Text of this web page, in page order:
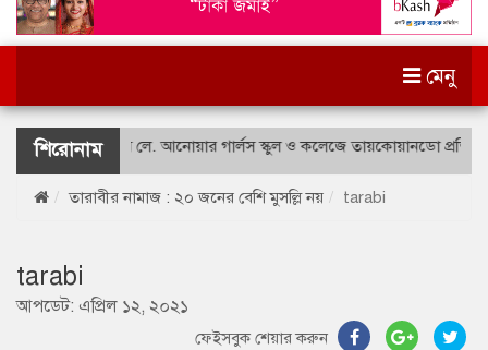
মেনু
শিরোনাম
শহীদ বীর উত্তম লে. আনোয়ার গার্লস স্কুল ও কলেজে তায়কোয়ানডো
তারাবীর নামাজ : ২০ জনের বেশি মুসল্লি নয় tarabi
tarabi
আপডেট: এপ্রিল ১২, ২০২১
ফেইসবুক শেয়ার করুন